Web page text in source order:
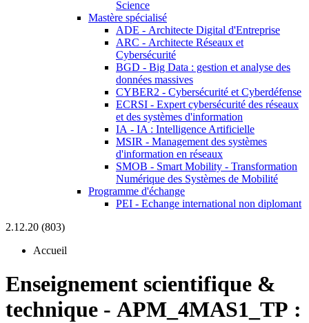
Science
Mastère spécialisé
ADE - Architecte Digital d'Entreprise
ARC - Architecte Réseaux et
Cybersécurité
BGD - Big Data : gestion et analyse des
données massives
CYBER2 - Cybersécurité et Cyberdéfense
ECRSI - Expert cybersécurité des réseaux
et des systèmes d'information
IA - IA : Intelligence Artificielle
MSIR - Management des systèmes
d'information en réseaux
SMOB - Smart Mobility - Transformation
Numérique des Systèmes de Mobilité
Programme d'échange
PEI - Echange international non diplomant
2.12.20 (803)
Accueil
Enseignement scientifique &
technique - APM_4MAS1_TP :